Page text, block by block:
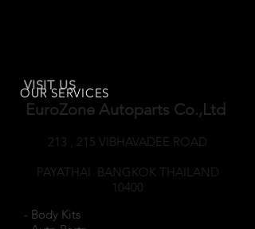
VISIT US
OUR SERVICES
EuroZone Autoparts Co.,Ltd
213 , 215 VIBHAVADEE ROAD
PAYATHAI BANGKOK THAILAND
10400
- Body Kits